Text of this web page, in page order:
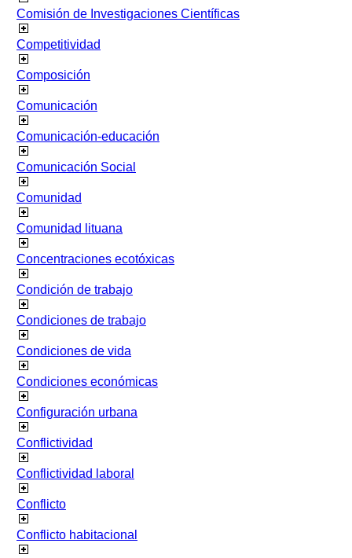
Comisión de Investigaciones Científicas
Competitividad
Composición
Comunicación
Comunicación-educación
Comunicación Social
Comunidad
Comunidad lituana
Concentraciones ecotóxicas
Condición de trabajo
Condiciones de trabajo
Condiciones de vida
Condiciones económicas
Configuración urbana
Conflictividad
Conflictividad laboral
Conflicto
Conflicto habitacional